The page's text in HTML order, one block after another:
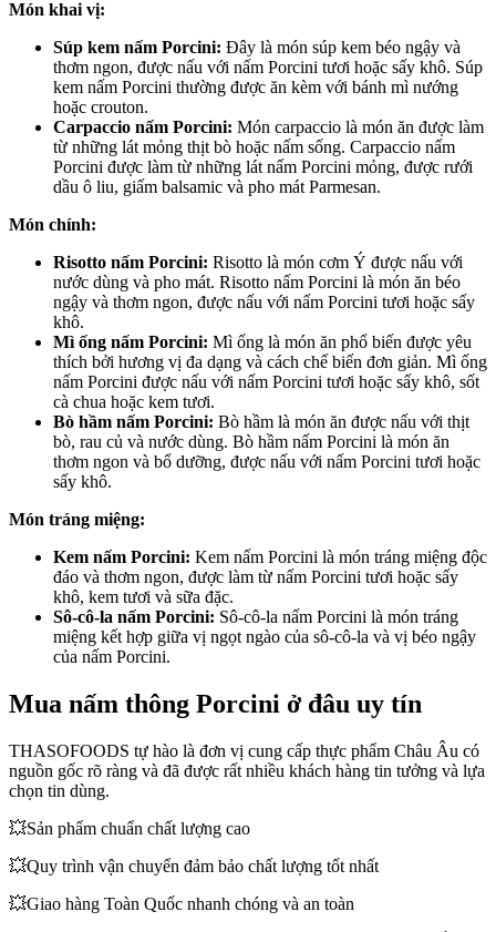
Món khai vị:
Súp kem nấm Porcini: Đây là món súp kem béo ngậy và
thơm ngon, được nấu với nấm Porcini tươi hoặc sấy khô. Súp
kem nấm Porcini thường được ăn kèm với bánh mì nướng
hoặc crouton.
Carpaccio nấm Porcini: Món carpaccio là món ăn được làm
từ những lát mỏng thịt bò hoặc nấm sống. Carpaccio nấm
Porcini được làm từ những lát nấm Porcini mỏng, được rưới
dầu ô liu, giấm balsamic và pho mát Parmesan.
Món chính:
Risotto nấm Porcini: Risotto là món cơm Ý được nấu với
nước dùng và pho mát. Risotto nấm Porcini là món ăn béo
ngậy và thơm ngon, được nấu với nấm Porcini tươi hoặc sấy
khô.
Mì ống nấm Porcini: Mì ống là món ăn phổ biến được yêu
thích bởi hương vị đa dạng và cách chế biến đơn giản. Mì ống
nấm Porcini được nấu với nấm Porcini tươi hoặc sấy khô, sốt
cà chua hoặc kem tươi.
Bò hầm nấm Porcini: Bò hầm là món ăn được nấu với thịt
bò, rau củ và nước dùng. Bò hầm nấm Porcini là món ăn
thơm ngon và bổ dưỡng, được nấu với nấm Porcini tươi hoặc
sấy khô.
Món tráng miệng:
Kem nấm Porcini: Kem nấm Porcini là món tráng miệng độc
đáo và thơm ngon, được làm từ nấm Porcini tươi hoặc sấy
khô, kem tươi và sữa đặc.
Sô-cô-la nấm Porcini: Sô-cô-la nấm Porcini là món tráng
miệng kết hợp giữa vị ngọt ngào của sô-cô-la và vị béo ngậy
của nấm Porcini.
Mua nấm thông Porcini ở đâu uy tín
THASOFOODS tự hào là đơn vị cung cấp thực phẩm Châu Âu có
nguồn gốc rõ ràng và đã được rất nhiều khách hàng tin tưởng và lựa
chọn tin dùng.
💥Sản phẩm chuẩn chất lượng cao
💥Quy trình vận chuyển đảm bảo chất lượng tốt nhất
💥Giao hàng Toàn Quốc nhanh chóng và an toàn